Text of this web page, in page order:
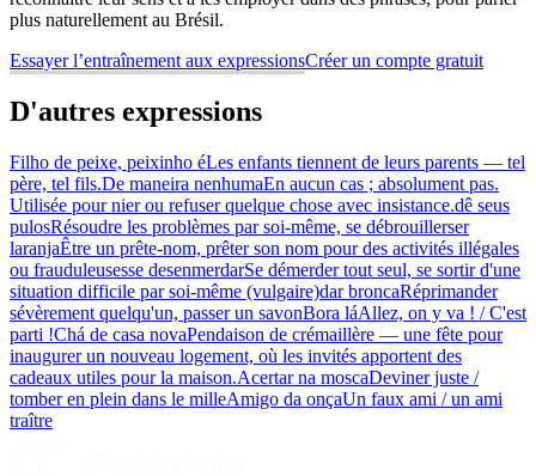
plus naturellement au Brésil.
Essayer l’entraînement aux expressionsCréer un compte gratuit
D'autres expressions
Filho de peixe, peixinho éLes enfants tiennent de leurs parents — tel
père, tel fils.De maneira nenhumaEn aucun cas ; absolument pas.
Utilisée pour nier ou refuser quelque chose avec insistance.dê seus
pulosRésoudre les problèmes par soi-même, se débrouillerser
laranjaÊtre un prête-nom, prêter son nom pour des activités illégales
ou frauduleusesse desenmerdarSe démerder tout seul, se sortir d'une
situation difficile par soi-même (vulgaire)dar broncaRéprimander
sévèrement quelqu'un, passer un savonBora láAllez, on y va ! / C'est
parti !Chá de casa novaPendaison de crémaillère — une fête pour
inaugurer un nouveau logement, où les invités apportent des
cadeaux utiles pour la maison.Acertar na moscaDeviner juste /
tomber en plein dans le milleAmigo da onçaUn faux ami / un ami
traître